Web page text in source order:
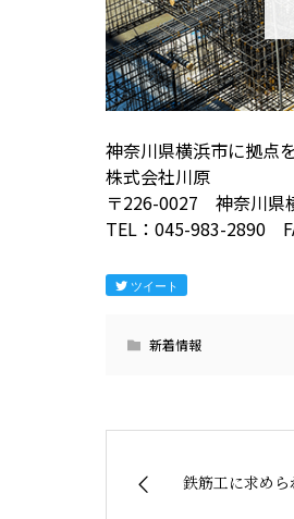
神奈川県横浜市に拠点
株式会社川原
〒226-0027 神奈川県
TEL：045-983-2890
ツイート
新着情報
鉄筋工に求めら